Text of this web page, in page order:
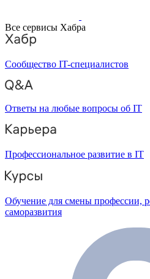
Все сервисы Хабра
Сообщество IT-специалистов
Ответы на любые вопросы об IT
Профессиональное развитие в IT
Обучение для смены профессии,
саморазвития